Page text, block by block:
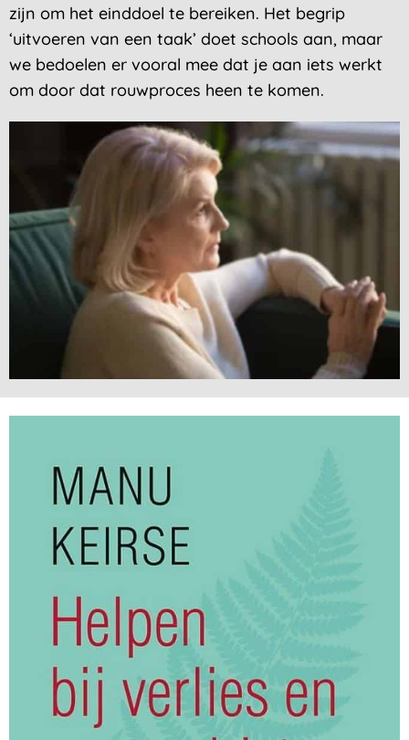
zijn om het einddoel te bereiken. Het begrip
‘uitvoeren van een taak’ doet schools aan, maar
we bedoelen er vooral mee dat je aan iets werkt
om door dat rouwproces heen te komen.